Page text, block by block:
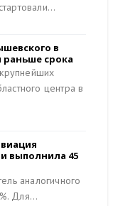
в
раньше срока
центра в
выполнила 45
аналогичного
Для...